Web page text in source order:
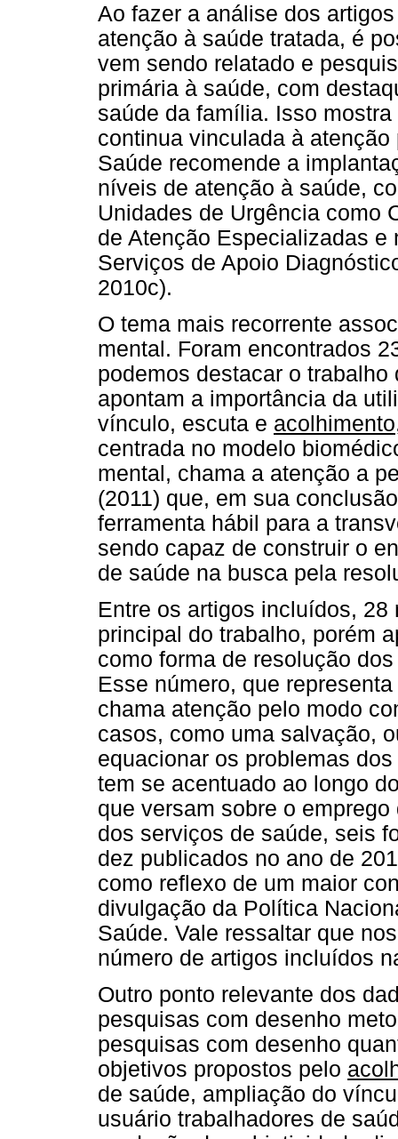
Ao fazer a análise dos
atenção à saúde tratada, é
vem sendo relatado e
primária à saúde, com
saúde da família. Isso
continua vinculada à
Saúde recomende a
níveis de atenção à saúde,
Unidades de Urgência como
de Atenção Especializadas
Serviços de Apoio
2010c).
O tema mais recorrente
mental. Foram encontrados
podemos destacar o
apontam a importância da
vínculo, escuta e acolhimento
centrada no modelo
mental, chama a atenção a
(2011) que, em sua
ferramenta hábil para a
sendo capaz de construir o
de saúde na busca pela
Entre os artigos incluídos,
principal do trabalho, porém
como forma de resolução
Esse número, que
chama atenção pelo modo
casos, como uma salvação,
equacionar os problemas
tem se acentuado ao longo
que versam sobre o
dos serviços de saúde, seis
dez publicados no ano de
como reflexo de um maior
divulgação da Política
Saúde. Vale ressaltar que
número de artigos incluídos
Outro ponto relevante dos
pesquisas com desenho
pesquisas com desenho
objetivos propostos pelo
de saúde, ampliação do
usuário trabalhadores de